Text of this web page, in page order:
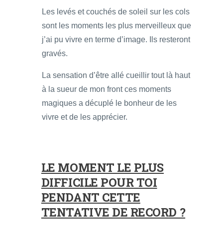
Les levés et couchés de soleil sur les cols
sont les moments les plus merveilleux que
j’ai pu vivre en terme d’image. Ils resteront
gravés.
La sensation d’être allé cueillir tout là haut
à la sueur de mon front ces moments
magiques a décuplé le bonheur de les
vivre et de les apprécier.
LE MOMENT LE PLUS
DIFFICILE POUR TOI
PENDANT CETTE
TENTATIVE DE RECORD ?